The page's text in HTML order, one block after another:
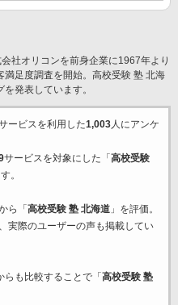
社オリコンを前身企業に1967年より
足度調査を開始。高校受験 塾 北海
発表しています。
ービスを利用した1,003人にアンケ
サービスを対象にした「 高校受験
。
ら「 高校受験 塾 北海道」を評価。
実際のユーザーの声も掲載してい
らも比較することで「 高校受験 塾